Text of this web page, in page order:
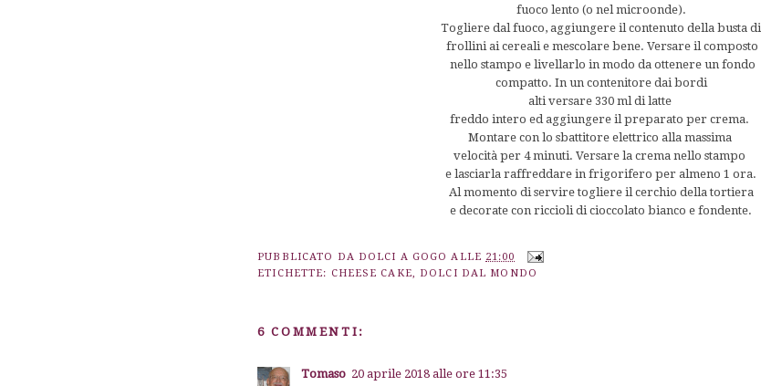
fuoco lento (o nel microonde).
Togliere dal fuoco, aggiungere il contenuto della busta di
frollini ai cereali e mescolare bene. Versare il composto
nello stampo e livellarlo in modo da ottenere un fondo
compatto. In un contenitore dai bordi
alti versare 330 ml di latte
freddo intero ed aggiungere il preparato per crema.
Montare con lo sbattitore elettrico alla massima
velocità per 4 minuti. Versare la crema nello stampo
e lasciarla raffreddare in frigorifero per almeno 1 ora.
Al momento di servire togliere il cerchio della tortiera
e decorate con riccioli di cioccolato bianco e fondente.
PUBBLICATO DA DOLCI A GOGO ALLE 21:00
ETICHETTE: CHEESE CAKE DOLCI DAL MONDO
6 COMMENTI:
Tomaso 20 aprile 2018 alle ore 11:35